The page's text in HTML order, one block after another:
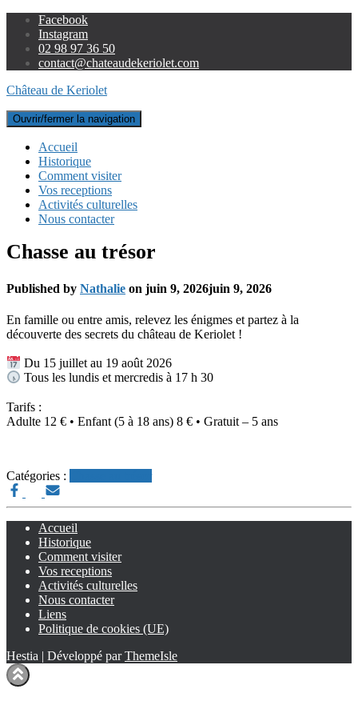
Facebook
Instagram
02 98 97 36 50
contact@chateaudekeriolet.com
Château de Keriolet
Ouvrir/fermer la navigation
Accueil
Historique
Comment visiter
Vos receptions
Activités culturelles
Nous contacter
Chasse au trésor
Published by Nathalie on juin 9, 2026juin 9, 2026
En famille ou entre amis, relevez les énigmes et partez à la
découverte des secrets du château de Keriolet !
Du 15 juillet au 19 août 2026
Tous les lundis et mercredis à 17 h 30
Tarifs :
Adulte 12 € • Enfant (5 à 18 ans) 8 € • Gratuit – 5 ans
Catégories :
Accueil
Historique
Comment visiter
Vos receptions
Activités culturelles
Nous contacter
Liens
Politique de cookies (UE)
Hestia | Développé parThemeIsle